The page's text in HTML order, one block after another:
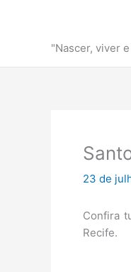
"Nascer, viver
23 de
Confira
Recife.